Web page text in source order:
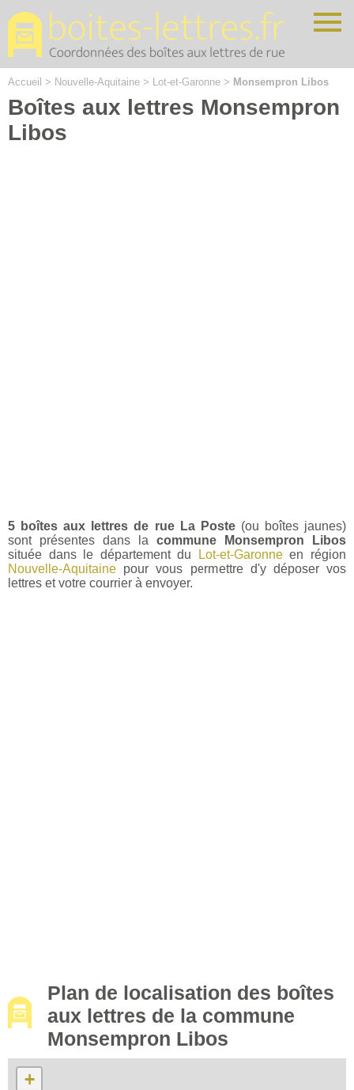
Accueil > Nouvelle-Aquitaine > Lot-et-Garonne > Monsempron Libos
Boîtes aux lettres Monsempron
Libos
5 boîtes aux lettres de rue La Poste(ou boîtes jaunes)
sont présentes dans la commune Monsempron Libos
située dans le département du
Lot-et-Garonneen région
Nouvelle-Aquitaine pour vous permettre d'y déposer vos
lettres et votre courrier à envoyer.
Plan de localisation des boîtes
aux lettres de la commune
Monsempron Libos
+